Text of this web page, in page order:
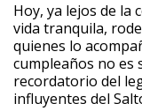
Hoy, ya lejos de la
vida tranquila,
quienes lo
cumpleaños no es
recordatorio del
influyentes del